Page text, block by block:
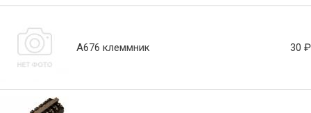
А676 клеммник 30 ₽